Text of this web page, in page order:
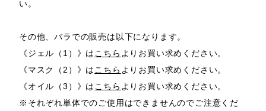
い。
その他、バラでの販売は以下になります。
《ジェル（1）》は こちら よりお買い求めください。
《マスク（2）》は こちら よりお買い求めください。
《オイル（3）》は こちら よりお買い求めください。
※それぞれ単体でのご使用はできませんのでご注意くだ